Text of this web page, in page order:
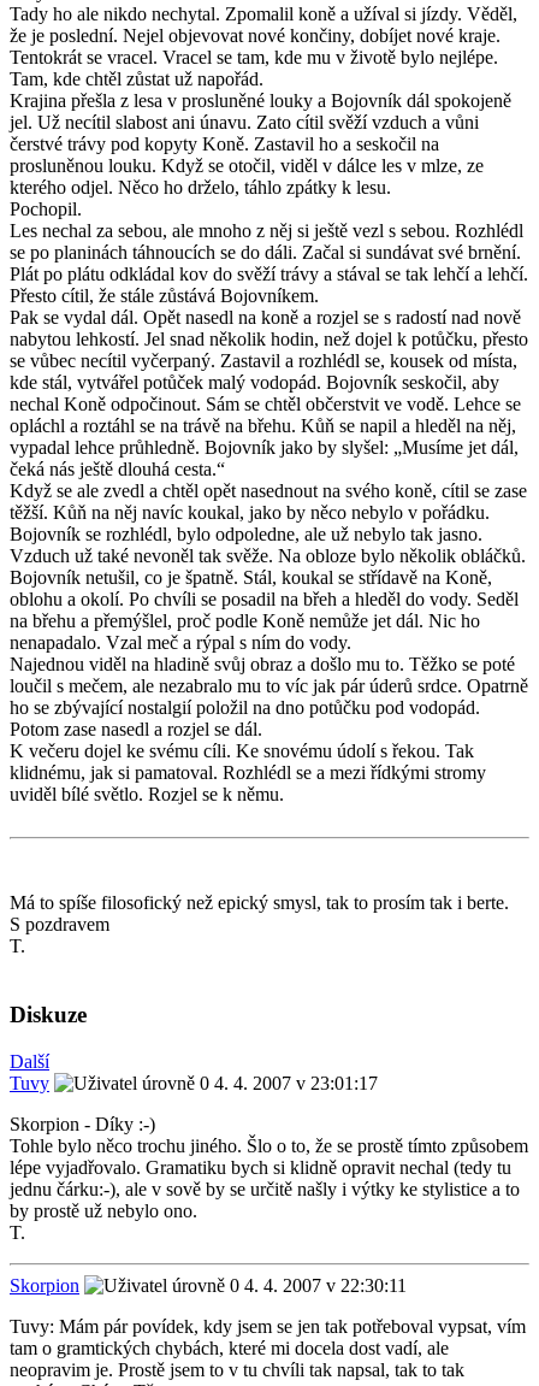
Tady ho ale nikdo nechytal. Zpomalil koně a užíval si jízdy. Věděl,
že je poslední. Nejel objevovat nové končiny, dobíjet nové kraje.
Tentokrát se vracel. Vracel se tam, kde mu v životě bylo nejlépe.
Tam, kde chtěl zůstat už napořád.
Krajina přešla z lesa v prosluněné louky a Bojovník dál spokojeně
jel. Už necítil slabost ani únavu. Zato cítil svěží vzduch a vůni
čerstvé trávy pod kopyty Koně. Zastavil ho a seskočil na
prosluněnou louku. Když se otočil, viděl v dálce les v mlze, ze
kterého odjel. Něco ho drželo, táhlo zpátky k lesu.
Pochopil.
Les nechal za sebou, ale mnoho z něj si ještě vezl s sebou. Rozhlédl
se po planinách táhnoucích se do dáli. Začal si sundávat své brnění.
Plát po plátu odkládal kov do svěží trávy a stával se tak lehčí a lehčí.
Přesto cítil, že stále zůstává Bojovníkem.
Pak se vydal dál. Opět nasedl na koně a rozjel se s radostí nad nově
nabytou lehkostí. Jel snad několik hodin, než dojel k potůčku, přesto
se vůbec necítil vyčerpaný. Zastavil a rozhlédl se, kousek od místa,
kde stál, vytvářel potůček malý vodopád. Bojovník seskočil, aby
nechal Koně odpočinout. Sám se chtěl občerstvit ve vodě. Lehce se
opláchl a roztáhl se na trávě na břehu. Kůň se napil a hleděl na něj,
vypadal lehce průhledně. Bojovník jako by slyšel: „Musíme jet dál,
čeká nás ještě dlouhá cesta.“
Když se ale zvedl a chtěl opět nasednout na svého koně, cítil se zase
těžší. Kůň na něj navíc koukal, jako by něco nebylo v pořádku.
Bojovník se rozhlédl, bylo odpoledne, ale už nebylo tak jasno.
Vzduch už také nevoněl tak svěže. Na obloze bylo několik obláčků.
Bojovník netušil, co je špatně. Stál, koukal se střídavě na Koně,
oblohu a okolí. Po chvíli se posadil na břeh a hleděl do vody. Seděl
na břehu a přemýšlel, proč podle Koně nemůže jet dál. Nic ho
nenapadalo. Vzal meč a rýpal s ním do vody.
Najednou viděl na hladině svůj obraz a došlo mu to. Těžko se poté
loučil s mečem, ale nezabralo mu to víc jak pár úderů srdce. Opatrně
ho se zbývající nostalgií položil na dno potůčku pod vodopád.
Potom zase nasedl a rozjel se dál.
K večeru dojel ke svému cíli. Ke snovému údolí s řekou. Tak
klidnému, jak si pamatoval. Rozhlédl se a mezi řídkými stromy
uviděl bílé světlo. Rozjel se k němu.
Má to spíše filosofický než epický smysl, tak to prosím tak i berte.
S pozdravem
T.
Diskuze
Další
Tuvy
4. 4. 2007 v 23:01:17
Skorpion - Díky :-)
Tohle bylo něco trochu jiného. Šlo o to, že se prostě tímto způsobem
lépe vyjadřovalo. Gramatiku bych si klidně opravit nechal (tedy tu
jednu čárku:-), ale v sově by se určitě našly i výtky ke stylistice a to
by prostě už nebylo ono.
T.
Skorpion
4. 4. 2007 v 22:30:11
Tuvy: Mám pár povídek, kdy jsem se jen tak potřeboval vypsat, vím
tam o gramtických chybách, které mi docela dost vadí, ale
neopravim je. Prostě jsem to v tu chvíli tak napsal, tak to tak